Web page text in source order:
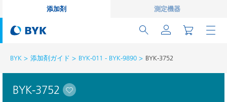
添加剤 測定機器
BYK 添加剤ガイド BYK-011 - BYK-9890 BYK-3752
BYK-3752